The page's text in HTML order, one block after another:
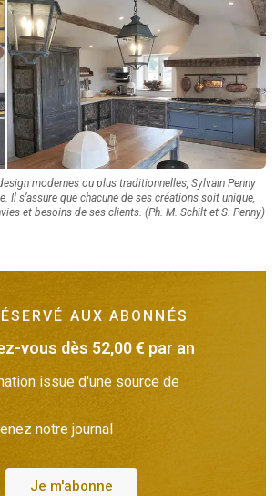
modernes ou plus traditionnelles, Sylvain Penny
Il s’assure que chacune de ses créations soit unique,
et besoins de ses clients. (Ph. M. Schilt et S. Penny)
AUX ABONNÉS
vous dès 52,00 € par an
issue d'une source de
notre journal
Je m'abonne